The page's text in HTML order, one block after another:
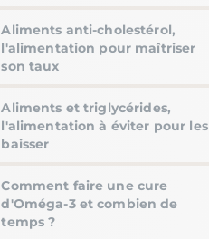
Aliments anti-cholestérol,
l'alimentation pour maîtriser
son taux
Aliments et triglycérides,
l'alimentation à éviter pour les
baisser
Comment faire une cure
d'Oméga-3 et combien de
temps ?